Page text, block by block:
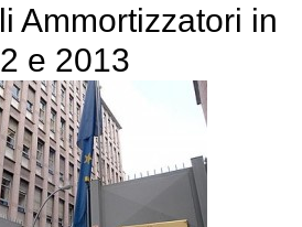
Ammortizzatori in
e 2013